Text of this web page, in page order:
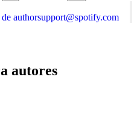
authorsupport@spotify.com
autores